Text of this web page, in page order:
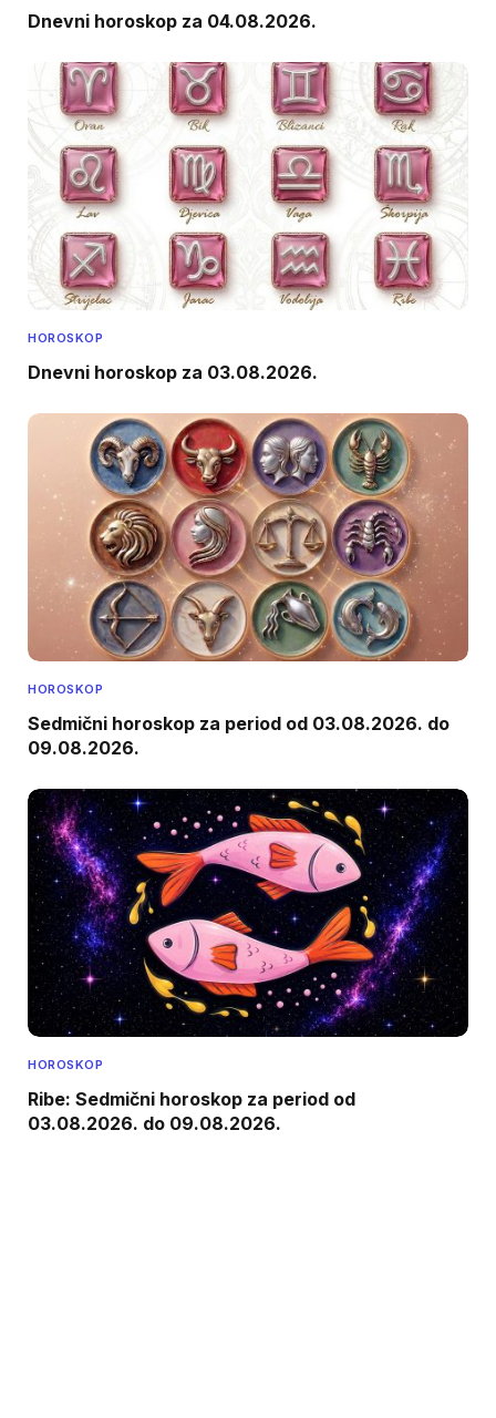
Dnevni horoskop za 04.08.2026.
HOROSKOP
Dnevni horoskop za 03.08.2026.
HOROSKOP
Sedmični horoskop za period od 03.08.2026. do
09.08.2026.
HOROSKOP
Ribe: Sedmični horoskop za period od
03.08.2026. do 09.08.2026.